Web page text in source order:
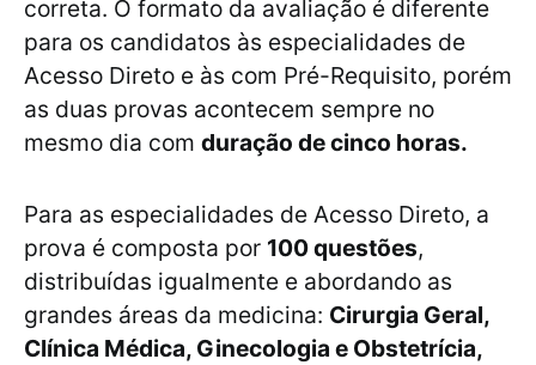
correta. O formato da avaliação é diferente
para os candidatos às especialidades de
Acesso Direto e às com Pré-Requisito, porém
as duas provas acontecem sempre no
mesmo dia com duração de cinco horas.
Para as especialidades de Acesso Direto, a
prova é composta por 100 questões,
distribuídas igualmente e abordando as
grandes áreas da medicina: Cirurgia Geral,
Clínica Médica, Ginecologia e Obstetrícia,